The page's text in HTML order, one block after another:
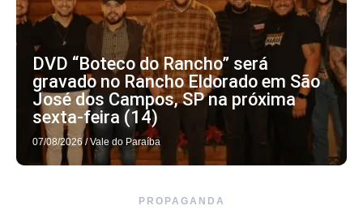
DVD “Boteco do Rancho” será
gravado no Rancho Eldorado em São
José dos Campos, SP na próxima
sexta-feira (14)
07/08/2026 / Vale do Paraíba
PROPAGANDA